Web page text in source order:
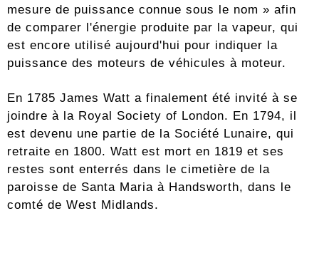
mesure de puissance connue sous le nom » afin
de comparer l'énergie produite par la vapeur, qui
est encore utilisé aujourd'hui pour indiquer la
puissance des moteurs de véhicules à moteur.
En 1785 James Watt a finalement été invité à se
joindre à la Royal Society of London. En 1794, il
est devenu une partie de la Société Lunaire, qui
retraite en 1800. Watt est mort en 1819 et ses
restes sont enterrés dans le cimetière de la
paroisse de Santa Maria à Handsworth, dans le
comté de West Midlands.